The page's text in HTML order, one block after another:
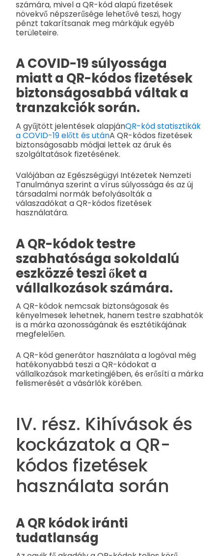
számára, mivel a QR-kód alapú fizetések
növekvő népszerűsége lehetővé teszi, hogy
pénzt takarítsanak meg márkájuk egyéb
területeire.
A COVID-19 súlyossága
miatt a QR-kódos fizetések
biztonságosabbá váltak a
tranzakciók során.
A gyűjtött jelentések alapjánQR-kód statisztikák
a COVID-19 előtt és utánA QR-kódos fizetések
biztonságosabb módjai lettek az áruk és
szolgáltatások fizetésének.
Valójában az Egészségügyi Intézetek Nemzeti
Tanulmánya szerint a vírus súlyossága és az új
társadalmi normák befolyásolták a
válaszadókat a QR-kódos fizetések
használatára.
A QR-kódok testre
szabhatósága sokoldalú
eszközzé teszi őket a
vállalkozások számára.
A QR-kódok nemcsak biztonságosak és
kényelmesek lehetnek, hanem testre szabhatók
is a márka azonosságának és esztétikájának
megfelelően.
A QR-kód generátor használata a logóval még
hatékonyabbá teszi a QR-kódokat a
vállalkozások marketingjében, és erősíti a márka
felismerését a vásárlók körében.
IV. rész. Kihívások és
kockázatok a QR-
kódos fizetések
használata során
A QR kódok iránti
tudatlanság